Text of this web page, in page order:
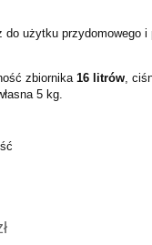
do użytku przydomowego
zbiornika 16 litrów,
5 kg.